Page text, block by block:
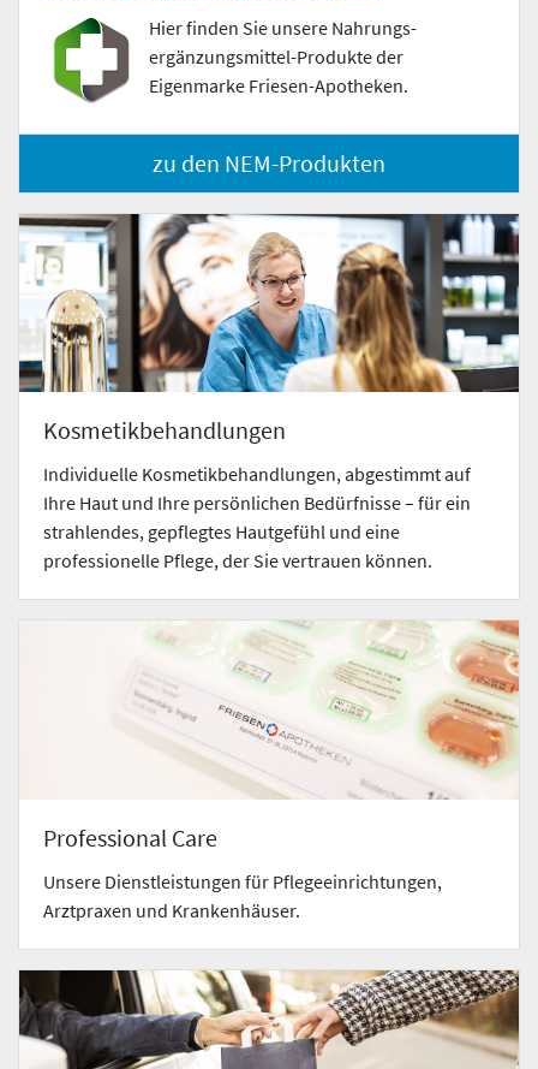
Hier finden Sie unsere Nahrungs­
ergänzungs­mittel-Produkte der
Eigenmarke Friesen-Apotheken.
zu den NEM-Produkten
Kosmetikbehandlungen
Individuelle Kosmetikbehandlungen, abgestimmt auf
Ihre Haut und Ihre persönlichen Bedürfnisse – für ein
strahlendes, gepflegtes Hautgefühl und eine
professionelle Pflege, der Sie vertrauen können.
Professional Care
Unsere Dienstleistungen für Pflegeeinrichtungen,
Arztpraxen und Krankenhäuser.